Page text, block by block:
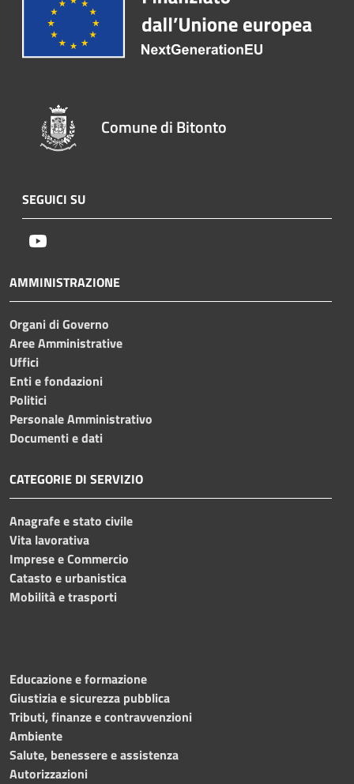
Comune di Bitonto
SEGUICI SU
AMMINISTRAZIONE
Organi di Governo
Aree Amministrative
Uffici
Enti e fondazioni
Politici
Personale Amministrativo
Documenti e dati
CATEGORIE DI SERVIZIO
Anagrafe e stato civile
Vita lavorativa
Imprese e Commercio
Catasto e urbanistica
Mobilità e trasporti
Educazione e formazione
Giustizia e sicurezza pubblica
Tributi, finanze e contravvenzioni
Ambiente
Salute, benessere e assistenza
Autorizzazioni